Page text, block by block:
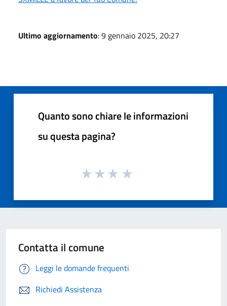
Ultimo aggiornamento: 9 gennaio 2025, 20:27
Quanto sono chiare le informazioni
su questa pagina?
Contatta il comune
Leggi le domande frequenti
Richiedi Assistenza